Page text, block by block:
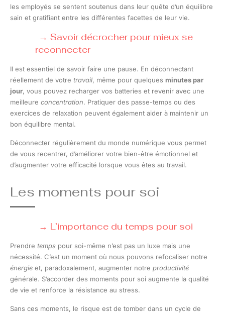
les employés se sentent soutenus dans leur quête d’un équilibre
sain et gratifiant entre les différentes facettes de leur vie.
Savoir décrocher pour mieux se
reconnecter
Il est essentiel de savoir faire une pause. En déconnectant
réellement de votre travail, même pour quelques minutes par
jour, vous pouvez recharger vos batteries et revenir avec une
meilleure concentration. Pratiquer des passe-temps ou des
exercices de relaxation peuvent également aider à maintenir un
bon équilibre mental.
Déconnecter régulièrement du monde numérique vous permet
de vous recentrer, d’améliorer votre bien-être émotionnel et
d’augmenter votre efficacité lorsque vous êtes au travail.
Les moments pour soi
L’importance du temps pour soi
Prendre temps pour soi-même n’est pas un luxe mais une
nécessité. C’est un moment où nous pouvons refocaliser notre
énergie et, paradoxalement, augmenter notre productivité
générale. S’accorder des moments pour soi augmente la qualité
de vie et renforce la résistance au stress.
Sans ces moments, le risque est de tomber dans un cycle de